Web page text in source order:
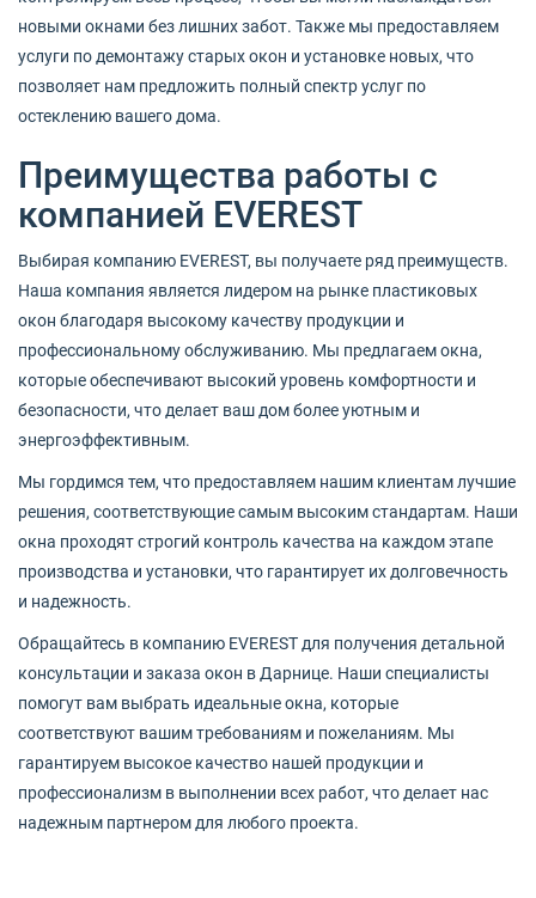
новыми окнами без лишних забот. Также мы предоставляем
услуги по демонтажу старых окон и установке новых, что
позволяет нам предложить полный спектр услуг по
остеклению вашего дома.
Преимущества работы с
компанией EVEREST
Выбирая компанию EVEREST, вы получаете ряд преимуществ.
Наша компания является лидером на рынке пластиковых
окон благодаря высокому качеству продукции и
профессиональному обслуживанию. Мы предлагаем окна,
которые обеспечивают высокий уровень комфортности и
безопасности, что делает ваш дом более уютным и
энергоэффективным.
Мы гордимся тем, что предоставляем нашим клиентам лучшие
решения, соответствующие самым высоким стандартам. Наши
окна проходят строгий контроль качества на каждом этапе
производства и установки, что гарантирует их долговечность
и надежность.
Обращайтесь в компанию EVEREST для получения детальной
консультации и заказа окон в Дарнице. Наши специалисты
помогут вам выбрать идеальные окна, которые
соответствуют вашим требованиям и пожеланиям. Мы
гарантируем высокое качество нашей продукции и
профессионализм в выполнении всех работ, что делает нас
надежным партнером для любого проекта.